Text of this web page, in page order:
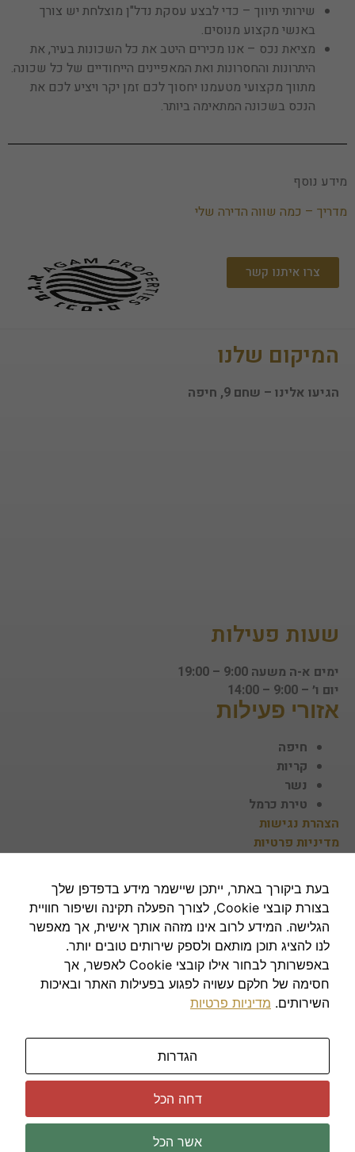
שירותי תיווך – כדי לבצע עסקת נדל"ן מוצלחת יש צורך
באנשי מקצוע מנוסים.
מציאת נכס – אנו מכירים היטב את כל השכונות בעיר, את
היתרונות והחסרונות ואת המאפיינים הייחודיים של כל שכונה.
מתווך מקצועי מטעמנו יחסוך לכם זמן יקר ויציע לכם את
הנכס בשכונה המתאימה ביותר.
מידע נוסף
מדריך – כמה שווה הדירה שלי
צרו איתנו קשר
המיקום שלנו
הגיעו אלינו – שחם 9, חיפה
שעות פעילות
ימים א-ה משעה 9:00 – 19:00
יום ו׳ – 9:00 – 14:00
אזורי פעילות
חיפה
קריות
נשר
טירת כרמל
הצהרת נגישות
מדיניות פרטיות
השירותים שלנו
מכירה, קניה והשכרה של נכסי נדל״ן בתחום המגורים
ובתחום העסקי
לוח דירות למכירה בחיפה
נדל"ן בחיפה
כל הזכויות שמורות לאגמ נכסים דקו & גולדביז – בניית אתרים
בעת ביקורך באתר, ייתכן שיישמר מידע בדפדפן שלך
בצורת קובצי Cookie, לצורך הפעלה תקינה ושיפור חוויית
הגלישה. המידע לרוב אינו מזהה אותך אישית, אך מאפשר
לנו להציג תוכן מותאם ולספק שירותים טובים יותר.
באפשרותך לבחור אילו קובצי Cookie לאפשר, אך
חסימה של חלקם עשויה לפגוע בפעילות האתר ובאיכות
השירותים. מדיניות פרטיות
הגדרות
דחה הכל
אשר הכל
הכרחי
קובצי
Cookie אלו
תפקוד האתר
ומבנהו,
בהתבסס על
אופן השימוש
לראות תוכן
מותאמות
אישית.